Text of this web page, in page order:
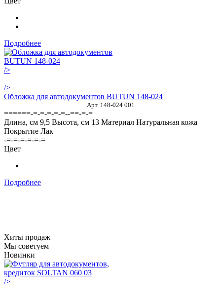
Подробнее
/>
/>
Обложка для автодокументов BUTUN 148-024
Арт. 148-024 001
======-=-=-=-=-=--==-=-=
Длина, см 9,5 Высота, см 13 Материал Натуральная кожа
Покрытие Лак
-=-=-=-=-=-=
Цвет
Подробнее
Хиты продаж
Мы советуем
Новинки
/>